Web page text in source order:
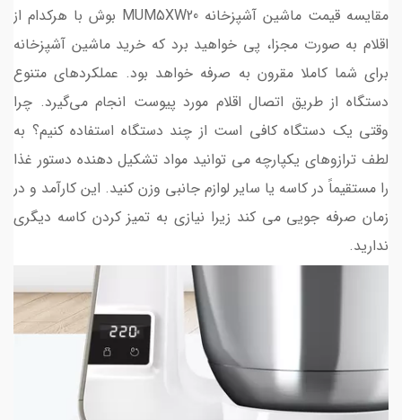
مقایسه قیمت ماشین آشپزخانه MUM5XW20 بوش با هرکدام از
اقلام به صورت مجزا، پی خواهید برد که خرید ماشین آشپزخانه
برای شما کاملا مقرون به صرفه خواهد بود. عملکردهای متنوع
دستگاه از طریق اتصال اقلام مورد پیوست انجام می‌گیرد. چرا
وقتی یک دستگاه کافی است از چند دستگاه استفاده کنیم؟ به
لطف ترازوهای یکپارچه می توانید مواد تشکیل دهنده دستور غذا
را مستقیماً در کاسه یا سایر لوازم جانبی وزن کنید. این کارآمد و در
زمان صرفه جویی می کند زیرا نیازی به تمیز کردن کاسه دیگری
ندارید.